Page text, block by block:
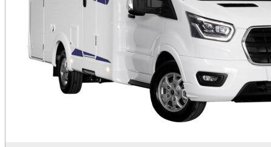
Assistenza dedicata via telefono o WhatsApp
Scopri i nostri camper e inizia a